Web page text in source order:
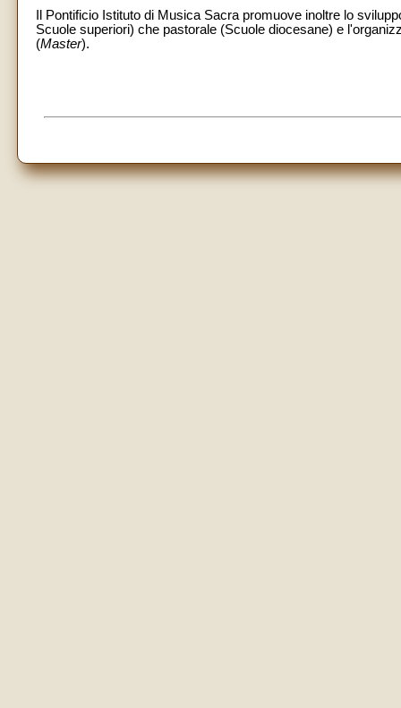
Il Pontificio Istituto di Musica Sacra promuove inoltre lo
Scuole superiori) che pastorale (Scuole diocesane) e
(Master).